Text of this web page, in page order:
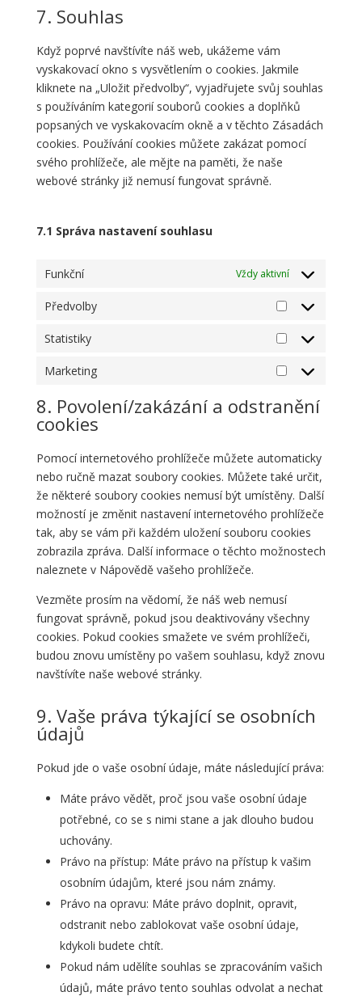
ostatní
7. Souhlas
Když poprvé navštívíte náš web, ukážeme vám
vyskakovací okno s vysvětlením o cookies. Jakmile
kliknete na „Uložit předvolby“, vyjadřujete svůj souhlas
s používáním kategorií souborů cookies a doplňků
popsaných ve vyskakovacím okně a v těchto Zásadách
cookies. Používání cookies můžete zakázat pomocí
svého prohlížeče, ale mějte na paměti, že naše
webové stránky již nemusí fungovat správně.
7.1 Správa nastavení souhlasu
Funkční Vždy aktivní
Předvolby
Předvolby
Statistiky
Statistiky
Marketing
Marketing
8. Povolení/zakázání a odstranění
cookies
Pomocí internetového prohlížeče můžete automaticky
nebo ručně mazat soubory cookies. Můžete také určit,
že některé soubory cookies nemusí být umístěny. Další
možností je změnit nastavení internetového prohlížeče
tak, aby se vám při každém uložení souboru cookies
zobrazila zpráva. Další informace o těchto možnostech
naleznete v Nápovědě vašeho prohlížeče.
Vezměte prosím na vědomí, že náš web nemusí
fungovat správně, pokud jsou deaktivovány všechny
cookies. Pokud cookies smažete ve svém prohlížeči,
budou znovu umístěny po vašem souhlasu, když znovu
navštívíte naše webové stránky.
9. Vaše práva týkající se osobních
údajů
Pokud jde o vaše osobní údaje, máte následující práva:
Máte právo vědět, proč jsou vaše osobní údaje
potřebné, co se s nimi stane a jak dlouho budou
uchovány.
Právo na přístup: Máte právo na přístup k vašim
osobním údajům, které jsou nám známy.
Právo na opravu: Máte právo doplnit, opravit,
odstranit nebo zablokovat vaše osobní údaje,
kdykoli budete chtít.
Pokud nám udělíte souhlas se zpracováním vašich
údajů, máte právo tento souhlas odvolat a nechat